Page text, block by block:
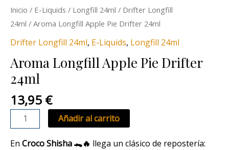
Inicio / E-Liquids / Longfill 24ml / Drifter Longfill
24ml / Aroma Longfill Apple Pie Drifter 24ml
Drifter Longfill 24ml, E-Liquids, Longfill 24ml
Aroma Longfill Apple Pie Drifter
24ml
13,95 €
Añadir al carrito
En Croco Shisha 🐊🔥 llega un clásico de repostería: